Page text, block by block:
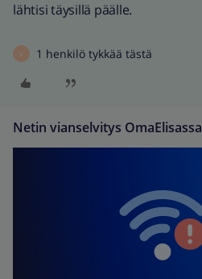
lähtisi täysillä päälle.
V 1 henkilö tykkää tästä
Netin vianselvitys OmaElisassa